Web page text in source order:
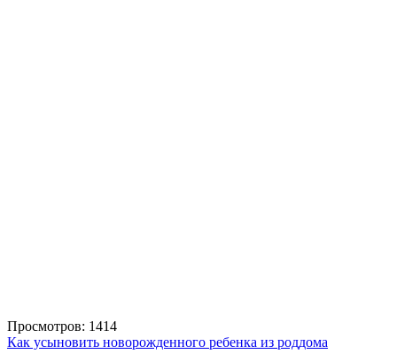
Просмотров: 1414
Как усыновить новорожденного ребенка из роддома